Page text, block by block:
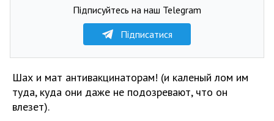
Підписуйтесь на наш Telegram
Підписатися
Шах и мат антивакцинаторам! (и каленый лом им
туда, куда они даже не подозревают, что он
влезет).